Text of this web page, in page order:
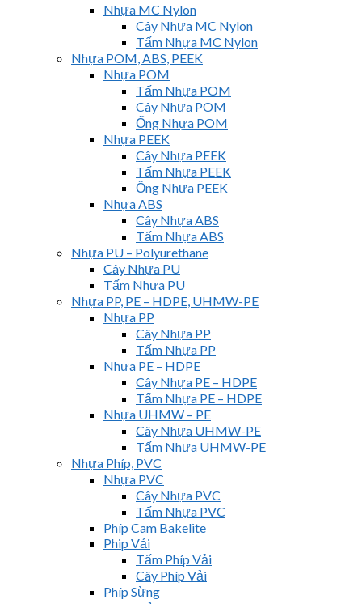
Nhựa MC Nylon
Cây Nhựa MC Nylon
Tấm Nhựa MC Nylon
Nhựa POM, ABS, PEEK
Nhựa POM
Tấm Nhựa POM
Cây Nhựa POM
Ống Nhựa POM
Nhựa PEEK
Cây Nhựa PEEK
Tấm Nhựa PEEK
Ống Nhựa PEEK
Nhựa ABS
Cây Nhựa ABS
Tấm Nhựa ABS
Nhựa PU – Polyurethane
Cây Nhựa PU
Tấm Nhựa PU
Nhựa PP, PE – HDPE, UHMW-PE
Nhựa PP
Cây Nhựa PP
Tấm Nhựa PP
Nhựa PE – HDPE
Cây Nhựa PE – HDPE
Tấm Nhựa PE – HDPE
Nhựa UHMW – PE
Cây Nhựa UHMW-PE
Tấm Nhựa UHMW-PE
Nhựa Phíp, PVC
Nhựa PVC
Cây Nhựa PVC
Tấm Nhựa PVC
Phíp Cam Bakelite
Phip Vải
Tấm Phíp Vải
Cây Phíp Vải
Phíp Sừng